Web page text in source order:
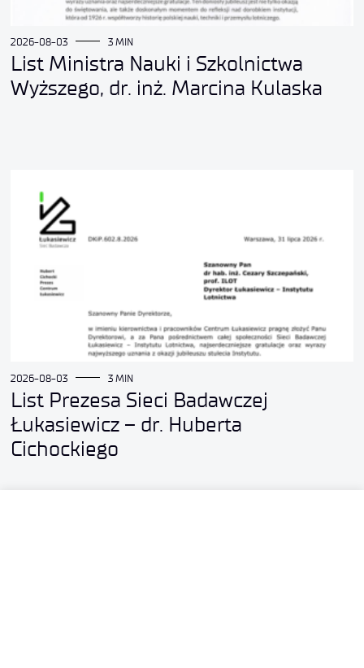
2026-08-03 3 MIN
List Ministra Nauki i Szkolnictwa
Wyższego, dr. inż. Marcina Kulaska
2026-08-03 3 MIN
List Prezesa Sieci Badawczej
Łukasiewicz – dr. Huberta
Cichockiego